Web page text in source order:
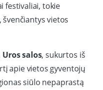
festivaliai, tokie
, švenčiantys vietos
Uros salos, sukurtos iš
apie vietos gyventojų
siūlo nepaprastą